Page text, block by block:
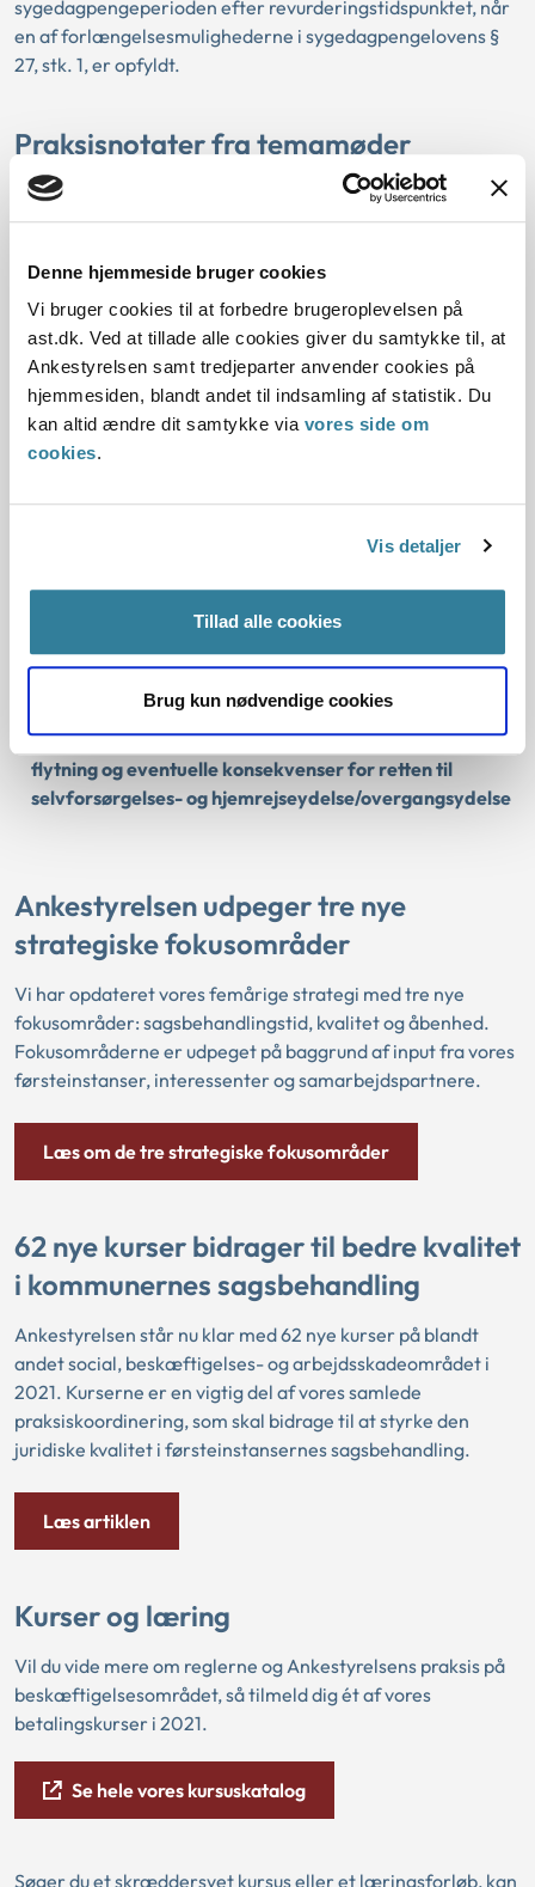
Denne hjemmeside bruger cookies
Vi bruger cookies til at forbedre brugeroplevelsen på
ast.dk. Ved at tillade alle cookies giver du samtykke til, at
Ankestyrelsen samt tredjeparter anvender cookies på
hjemmesiden, blandt andet til indsamling af statistik. Du
kan altid ændre dit samtykke via vores side om
cookies.
Vis detaljer
Tillad alle cookies
Brug kun nødvendige cookies
sygedagpengeperioden efter revurderingstidspunktet, når
en af forlængelsesmulighederne i sygedagpengelovens §
27, stk. 1, er opfyldt.
Praksisnotater fra temamøder
I Ankestyrelsen afgør vi hvert år omkring 1200 kommunale
sager på møder, hvor beskikkede medlemmer deltager.
nedenfor:
Praksisnotat om indtægters betydning for
kontanthjælp mv. og tilbagebetaling af kontanthjælp
Praksisnotat om særlig støtte - rimelig billigere bolig
Praksisnotat om tilbud om vejledning og opkvalificering
Praksisnotat om fleksløntilskud efter
beskæftigelsesindsatsloven
Praksisnotat om overtagelse af integrationsansvar ved
flytning og eventuelle konsekvenser for retten til
selvforsørgelses- og hjemrejseydelse/overgangsydelse
Ankestyrelsen udpeger tre nye
strategiske fokusområder
Vi har opdateret vores femårige strategi med tre nye
fokusområder: sagsbehandlingstid, kvalitet og åbenhed.
Fokusområderne er udpeget på baggrund af input fra vores
førsteinstanser, interessenter og samarbejdspartnere.
Læs om de tre strategiske fokusområder
62 nye kurser bidrager til bedre kvalitet
i kommunernes sagsbehandling
Ankestyrelsen står nu klar med 62 nye kurser på blandt
andet social, beskæftigelses- og arbejdsskadeområdet i
2021. Kurserne er en vigtig del af vores samlede
praksiskoordinering, som skal bidrage til at styrke den
juridiske kvalitet i førsteinstansernes sagsbehandling.
Læs artiklen
Kurser og læring
Vil du vide mere om reglerne og Ankestyrelsens praksis på
beskæftigelsesområdet, så tilmeld dig ét af vores
betalingskurser i 2021.
Se hele vores kursuskatalog
Søger du et skræddersyet kursus eller et læringsforløb, kan